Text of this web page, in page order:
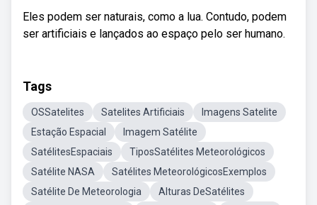
Eles podem ser naturais, como a lua. Contudo, podem
ser artificiais e lançados ao espaço pelo ser humano.
Tags
OSSatelites Satelites Artificiais
Imagens Satelite
Estação Espacial
Imagem Satélite
SatélitesEspaciais
TiposSatélites Meteorológicos
Satélite NASA
Satélites MeteorológicosExemplos
Satélite De Meteorologia
Alturas DeSatélites